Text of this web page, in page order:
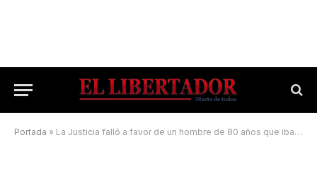
Portada » La Justicia falló a favor de un hombre de 80 años que iba a ser desalojado